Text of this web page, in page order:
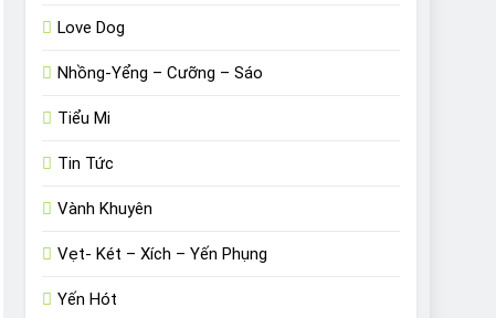
Love Dog
Nhồng-Yểng – Cưỡng – Sáo
Tiểu Mi
Tin Tức
Vành Khuyên
Vẹt- Két – Xích – Yến Phụng
Yến Hót